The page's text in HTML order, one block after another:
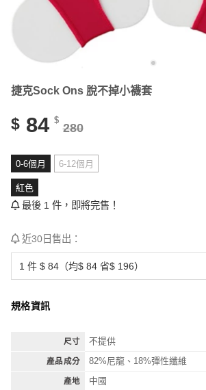
捷克Sock Ons 脫不掉小襪套
$ 84 $
280
0-6個月 6-12個月
紅色
最後 1 件，即將完售！
近30日售出：
規格資訊
尺寸 不提供
產品成分 82%尼龍、18%彈性纖維
產地 中國